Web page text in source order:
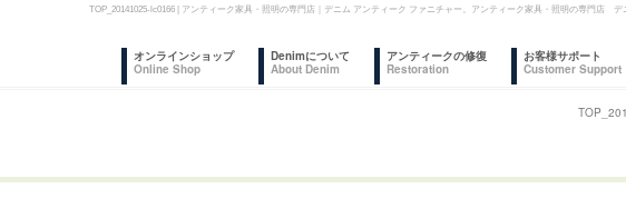
TOP_20141025-lc0166 | アンティーク家具・照明の専門店｜デニム アンティーク ファニチャー。アンティーク家具・照明の専門店 デ
オンラインショップ
Online Shop
Denimについて
About Denim
アンティークの修復
Restoration
お客様サポート
Customer Support